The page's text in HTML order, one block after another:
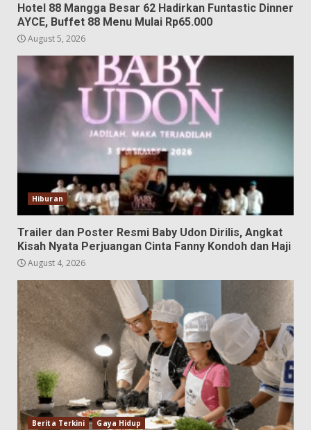
Hotel 88 Mangga Besar 62 Hadirkan Funtastic Dinner
AYCE, Buffet 88 Menu Mulai Rp65.000
August 5, 2026
Hiburan
Trailer dan Poster Resmi Baby Udon Dirilis, Angkat
Kisah Nyata Perjuangan Cinta Fanny Kondoh dan Haji
August 4, 2026
Berita Terkini Gaya Hidup